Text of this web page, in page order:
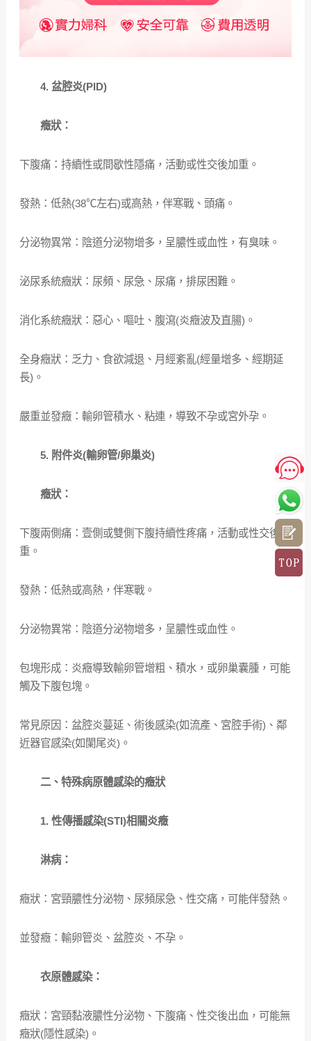
4. 盆腔炎(PID)
癥狀：
下腹痛：持續性或間歇性隱痛，活動或性交後加重。
發熱：低熱(38℃左右)或高熱，伴寒戰、頭痛。
分泌物異常：陰道分泌物增多，呈膿性或血性，有臭味。
泌尿系統癥狀：尿頻、尿急、尿痛，排尿困難。
消化系統癥狀：惡心、嘔吐、腹瀉(炎癥波及直腸)。
全身癥狀：乏力、食欲減退、月經紊亂(經量增多、經期延
長)。
嚴重並發癥：輸卵管積水、粘連，導致不孕或宮外孕。
5. 附件炎(輸卵管/卵巢炎)
癥狀：
下腹兩側痛：壹側或雙側下腹持續性疼痛，活動或性交後加
重。
發熱：低熱或高熱，伴寒戰。
分泌物異常：陰道分泌物增多，呈膿性或血性。
包塊形成：炎癥導致輸卵管增粗、積水，或卵巢囊腫，可能
觸及下腹包塊。
常見原因：盆腔炎蔓延、術後感染(如流產、宮腔手術)、鄰
近器官感染(如闌尾炎)。
二、特殊病原體感染的癥狀
1. 性傳播感染(STI)相關炎癥
淋病：
癥狀：宮頸膿性分泌物、尿頻尿急、性交痛，可能伴發熱。
並發癥：輸卵管炎、盆腔炎、不孕。
衣原體感染：
癥狀：宮頸黏液膿性分泌物、下腹痛、性交後出血，可能無
癥狀(隱性感染)。